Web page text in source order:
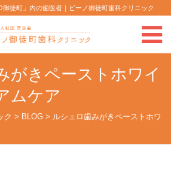
徒町」内の歯医者｜ビーノ御徒町歯科クリニック
がきペーストホワイ
ムケア
ク > BLOG > ルシェロ歯みがきペーストホワ